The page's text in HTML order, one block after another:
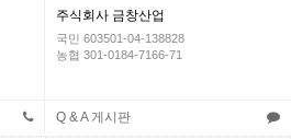
주식회사 금창산업
국민 603501-04-138828
농협 301-0184-7166-71
Q & A 게시판